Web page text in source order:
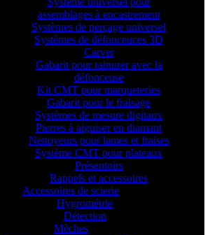
assemblages à encastrement
Systèmes de perçage universel
Systèmes de défonceuces 3D
Carver
Gabarit pour rainurer avec la
défonceuse
Kit CMT pour marqueteries
Gabarit pour le fraisage
Systèmes de mesure digitaux
Pierres à aiguiser en diamant
Nettoyeurs pour lames et fraises
Système CMT pour plateaux
Présentoirs
Rappels et accessoires
Accessoires de scierie
Hygrométrie
Détection
Mèches